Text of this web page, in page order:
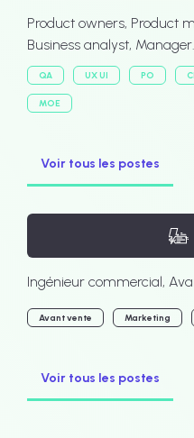
Product owners, Product
Business analyst,
QA UX UI PO
MOE
Voir tous les postes
Ingénieur commercial,
Avant vente Marketing
Voir tous les postes